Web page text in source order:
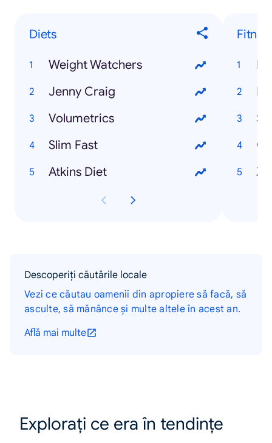
Diets
Weight Watchers
Jenny Craig
Volumetrics
Slim Fast
Atkins Diet
Descoperiți căutările locale
Vezi ce căutau oamenii din apropiere să facă, să
asculte, să mănânce și multe altele în acest an.
Află mai multe
Explorați ce era în tendințe